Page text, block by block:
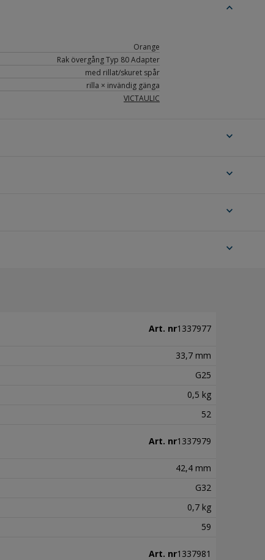
expand_less
Orange
Rak övergång Typ 80 Adapter
med rillat/skuret spår
rilla × invändig gänga
VICTAULIC
expand_more
expand_more
expand_more
expand_more
Art. nr1337977
33,7 mm
G25
0,5 kg
52
Art. nr1337979
42,4 mm
G32
0,7 kg
59
Art. nr1337981